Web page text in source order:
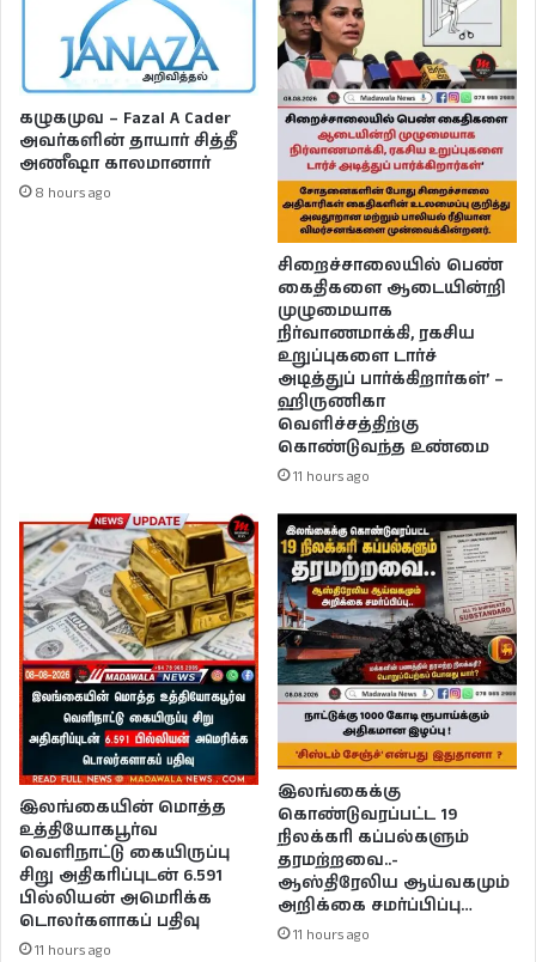
கழுகமுவ – Fazal A Cader
அவர்களின் தாயார் சித்தீ
அணீஷா காலமானார்
8 hours ago
சிறைச்சாலையில் பெண்
கைதிகளை ஆடையின்றி
முழுமையாக
நிர்வாணமாக்கி, ரகசிய
உறுப்புகளை டார்ச்
அடித்துப் பார்க்கிறார்கள்’ –
ஹிருணிகா
வெளிச்சத்திற்கு
கொண்டுவந்த உண்மை
11 hours ago
இலங்கையின் மொத்த
உத்தியோகபூர்வ
வெளிநாட்டு கையிருப்பு
சிறு அதிகரிப்புடன் 6.591
பில்லியன் அமெரிக்க
டொலர்களாகப் பதிவு
11 hours ago
இலங்கைக்கு
கொண்டுவரப்பட்ட 19
நிலக்கரி கப்பல்களும்
தரமற்றவை..-
ஆஸ்திரேலிய ஆய்வகமும்
அறிக்கை சமர்ப்பிப்பு…
11 hours ago